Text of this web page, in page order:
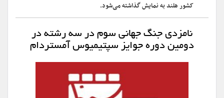
کشور هلند به نمایش گذاشته می‌شود.
نامزدی جنگ جهانی سوم در سه رشته در
دومین دوره جوایز سپتیمیوس آمستردام